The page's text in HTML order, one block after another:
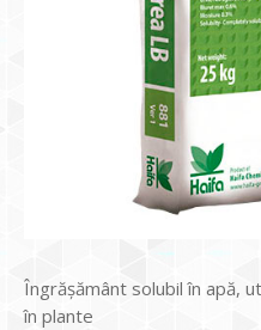
Îngrășământ solubil în apă,
în plante